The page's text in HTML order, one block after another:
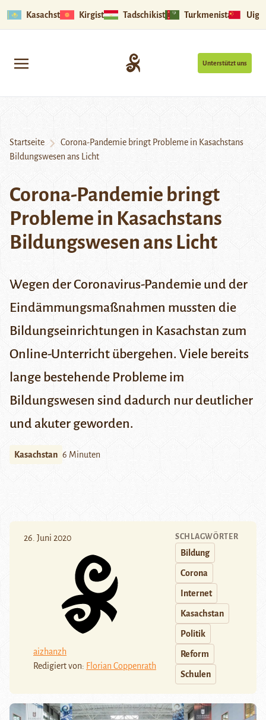
Kasachstan Kirgistan Tadschikistan Turkmenistan
Unterstützt uns
Startseite
Corona-Pandemie bringt Probleme in Kasachstans
Bildungswesen ans Licht
Corona-Pandemie bringt
Probleme in Kasachstans
Bildungswesen ans Licht
Wegen der Coronavirus-Pandemie und der
Eindämmungsmaßnahmen mussten die
Bildungseinrichtungen in Kasachstan zum
Online-Unterricht übergehen. Viele bereits
lange bestehende Probleme im
Bildungswesen sind dadurch nur deutlicher
und akuter geworden.
Kasachstan 6 Minuten
26. Juni 2020
aizhanzh
Redigiert von: Florian Coppenrath
SCHLAGWÖRTER
Bildung
Corona
Internet
Kasachstan
Politik
Reform
Schulen